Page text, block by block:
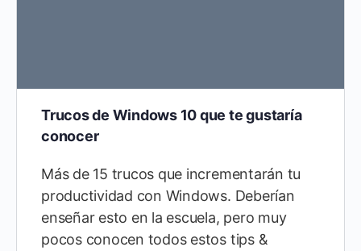
Trucos de Windows 10 que te gustaría
conocer
Más de 15 trucos que incrementarán tu
productividad con Windows. Deberían
enseñar esto en la escuela, pero muy
pocos conocen todos estos tips &